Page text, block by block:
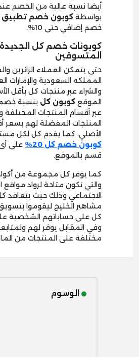
أيضا نسبة عالية من الخصم
بواسطة كوبون خصم تطبيق
خصم إضافي حتى 10%.
كوبونات خصم كل الجديدة
المتسوقين
حتى يتمكن العملاء الزائرين
المملكة السعودية والإمارات
والشراء عبر منتجات كل بأقل
الموقع كوبون كل بنسبة خصم
عبر أقسام المنتجات
المنتجات المفضلة لهم
الأصلي، كما يقدم كل لكل
كوبون خصم كل 20%
على
قسم بالموقع.
كما يوفر كل مجموعة من
والتي تكون متاحة لرواد مواقع
الاجتماعي وذلك حيث
مشاهير الخليج ليقوموا
كل على حساباتهم الشخصية
وفي المقابل يوفر لهم
مختلفة على المنتجات من
الوسوم